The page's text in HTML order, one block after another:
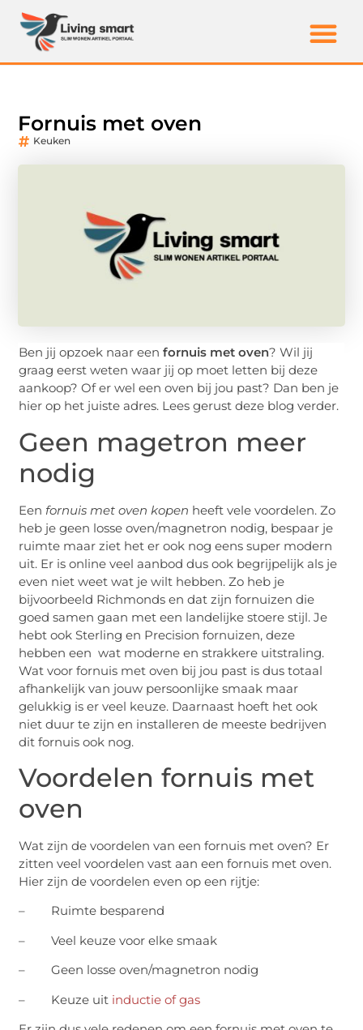
Fornuis met oven
Keuken
Ben jij opzoek naar eenfornuis met oven? Wil jij
graag eerst weten waar jij op moet letten bij deze
aankoop? Of er wel een oven bij jou past? Dan ben je
hier op het juiste adres. Lees gerust deze blog verder.
Geen magetron meer
nodig
Een fornuis met oven kopen heeft vele voordelen. Zo
heb je geen losse oven/magnetron nodig, bespaar je
ruimte maar ziet het er ook nog eens super modern
uit. Er is online veel aanbod dus ook begrijpelijk als je
even niet weet wat je wilt hebben. Zo heb je
bijvoorbeeld Richmonds en dat zijn fornuizen die
goed samen gaan met een landelijke stoere stijl. Je
hebt ook Sterling en Precision fornuizen, deze
hebben een wat moderne en strakkere uitstraling.
Wat voor fornuis met oven bij jou past is dus totaal
afhankelijk van jouw persoonlijke smaak maar
gelukkig is er veel keuze. Daarnaast hoeft het ook
niet duur te zijn en installeren de meeste bedrijven
dit fornuis ook nog.
Voordelen fornuis met
oven
Wat zijn de voordelen van een fornuis met oven? Er
zitten veel voordelen vast aan een fornuis met oven.
Hier zijn de voordelen even op een rijtje:
– Ruimte besparend
– Veel keuze voor elke smaak
– Geen losse oven/magnetron nodig
– Keuze uit inductie of gas